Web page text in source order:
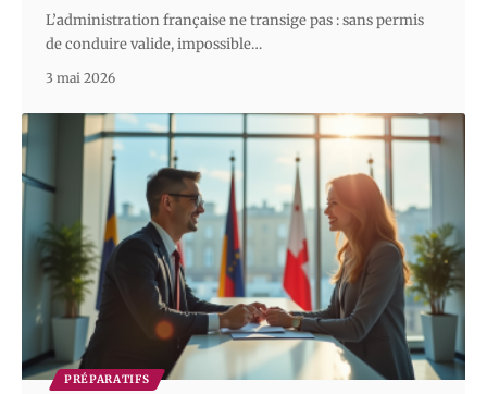
L’administration française ne transige pas : sans permis
de conduire valide, impossible…
3 mai 2026
PRÉPARATIFS